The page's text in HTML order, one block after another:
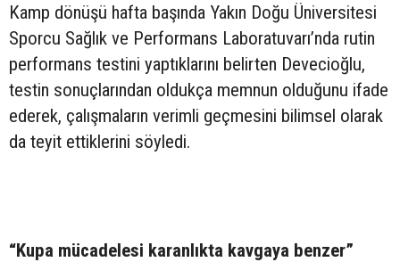
Kamp dönüşü hafta başında Yakın Doğu Üniversitesi
Sporcu Sağlık ve Performans Laboratuvarı’nda rutin
performans testini yaptıklarını belirten Devecioğlu,
testin sonuçlarından oldukça memnun olduğunu ifade
ederek, çalışmaların verimli geçmesini bilimsel olarak
da teyit ettiklerini söyledi.
“Kupa mücadelesi karanlıkta kavgaya benzer”